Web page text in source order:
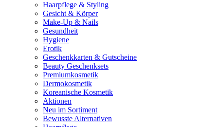
Haarpflege & Styling
Gesicht & Körper
Make-Up & Nails
Gesundheit
Hygiene
Erotik
Geschenkkarten & Gutscheine
Beauty Geschenksets
Premiumkosmetik
Dermokosmetik
Koreanische Kosmetik
Aktionen
Neu im Sortiment
Bewusste Alternativen